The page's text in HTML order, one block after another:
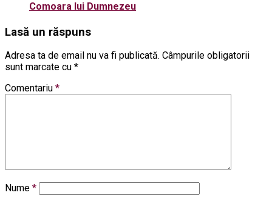
Comoara lui Dumnezeu
Lasă un răspuns
Adresa ta de email nu va fi publicată. Câmpurile obligatorii
sunt marcate cu *
Comentariu *
Nume *